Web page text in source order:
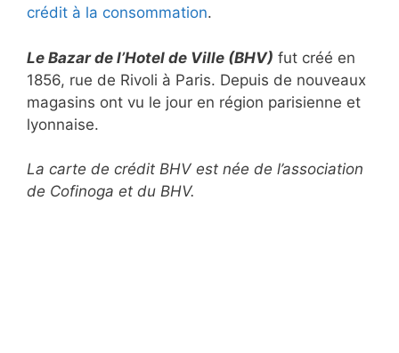
crédit à la consommation.
Le Bazar de l’Hotel de Ville (BHV) fut créé en
1856, rue de Rivoli à Paris. Depuis de nouveaux
magasins ont vu le jour en région parisienne et
lyonnaise.
La carte de crédit BHV est née de l’association
de Cofinoga et du BHV.